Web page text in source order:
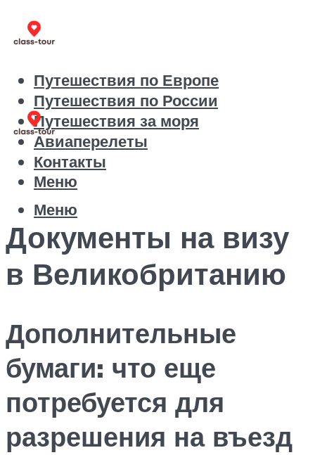
Путешествия по Европе
Путешествия по России
Путешествия за моря
Авиаперелеты
Контакты
Меню
Меню
Документы на визу
в Великобританию
Дополнительные
бумаги: что еще
потребуется для
разрешения на въезд